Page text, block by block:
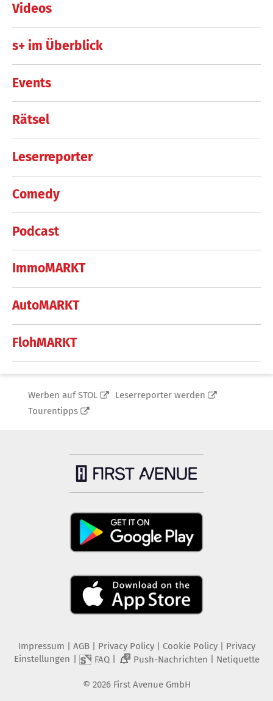
Videos
s+ im Überblick
Events
Rätsel
Leserreporter
Comedy
Podcast
ImmoMARKT
AutoMARKT
FlohMARKT
Werben auf STOL
Leserreporter werden
Tourentipps
Impressum AGB Privacy Policy| Cookie Policy| Privacy
Einstellungen
FAQ| 2 Push-Nachrichten Netiquette
© 2026 First Avenue GmbH